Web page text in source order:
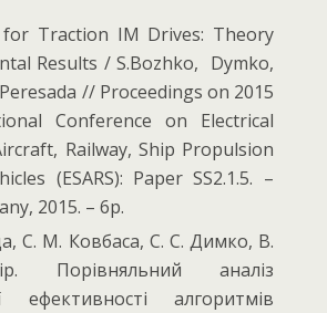
Traction IM Drives: Theory
Results / S.Bozhko, Dymko,
Peresada // Proceedings on 2015
Conference on Electrical
Railway, Ship Propulsion
(ESARS): Paper SS2.1.5. –
2015. – 6p.
С. М. Ковбаса, С. С. Димко, В.
Порівняльний аналіз
ефективності алгоритмів